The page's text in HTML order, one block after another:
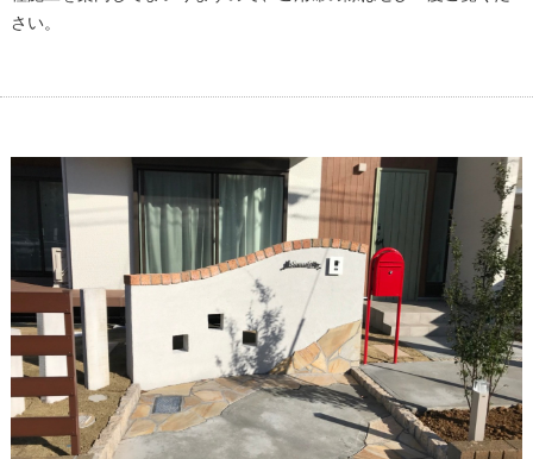
さい。